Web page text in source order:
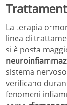
La terapia
linea di
si è posta
sistema
verificano
fenomeni